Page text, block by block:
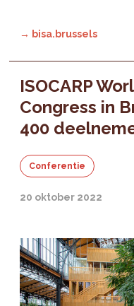
→ bisa.brussels
ISOCARP
Congress in
400
Conferentie
20 oktober 2022